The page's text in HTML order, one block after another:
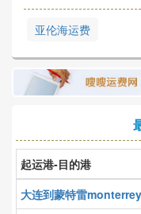
亚伦海运费
起运港-目的港
大连到蒙特雷